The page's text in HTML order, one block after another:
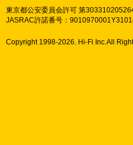
東京都公安委員会許可 第
JASRAC許諾番号：
Copyright 1998-2026. Hi-Fi Inc.All